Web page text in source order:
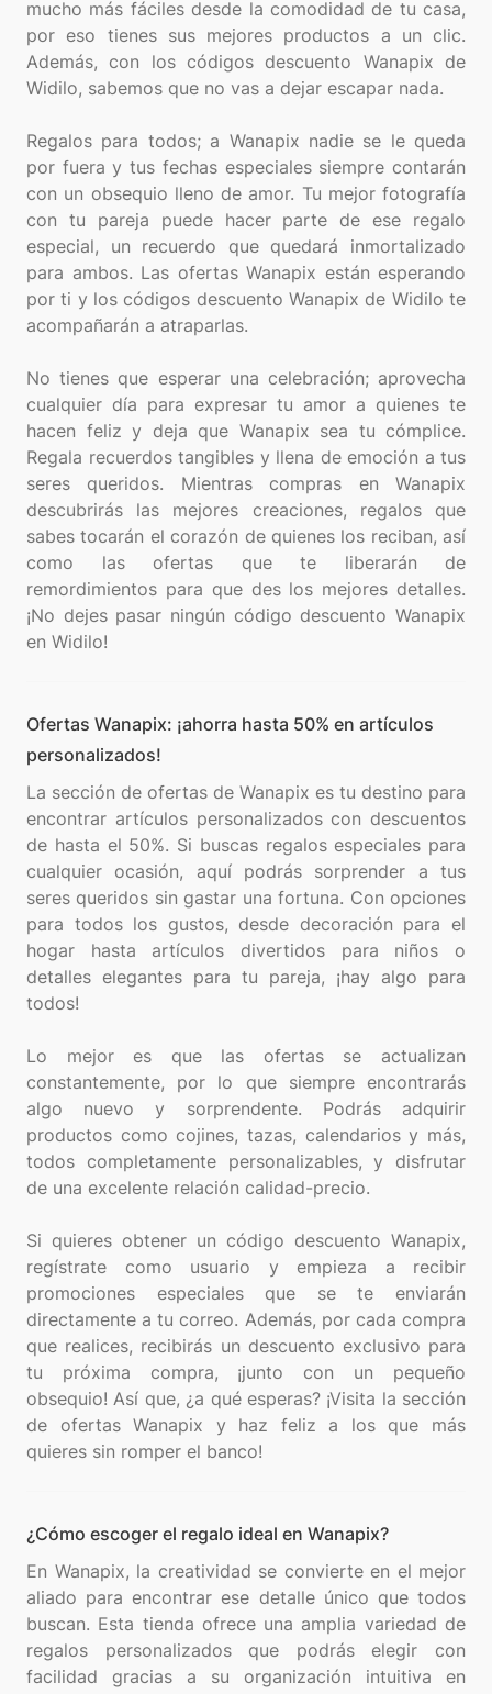
mucho más fáciles desde la comodidad de tu casa,
por eso tienes sus mejores productos a un clic.
Además, con los códigos descuento Wanapix de
Widilo, sabemos que no vas a dejar escapar nada.
Regalos para todos; a Wanapix nadie se le queda
por fuera y tus fechas especiales siempre contarán
con un obsequio lleno de amor. Tu mejor fotografía
con tu pareja puede hacer parte de ese regalo
especial, un recuerdo que quedará inmortalizado
para ambos. Las ofertas Wanapix están esperando
por ti y los códigos descuento Wanapix de Widilo te
acompañarán a atraparlas.
No tienes que esperar una celebración; aprovecha
cualquier día para expresar tu amor a quienes te
hacen feliz y deja que Wanapix sea tu cómplice.
Regala recuerdos tangibles y llena de emoción a tus
seres queridos. Mientras compras en Wanapix
descubrirás las mejores creaciones, regalos que
sabes tocarán el corazón de quienes los reciban, así
como las ofertas que te liberarán de
remordimientos para que des los mejores detalles.
¡No dejes pasar ningún código descuento Wanapix
Ofertas Wanapix: ¡ahorra hasta 50% en artículos
personalizados!
La sección de ofertas de Wanapix es tu destino para
encontrar artículos personalizados con descuentos
de hasta el 50%. Si buscas regalos especiales para
cualquier ocasión, aquí podrás sorprender a tus
seres queridos sin gastar una fortuna. Con opciones
para todos los gustos, desde decoración para el
hogar hasta artículos divertidos para niños o
detalles elegantes para tu pareja, ¡hay algo para
todos!
Lo mejor es que las ofertas se actualizan
constantemente, por lo que siempre encontrarás
algo nuevo y sorprendente. Podrás adquirir
productos como cojines, tazas, calendarios y más,
todos completamente personalizables, y disfrutar
de una excelente relación calidad-precio.
Si quieres obtener un código descuento Wanapix,
regístrate como usuario y empieza a recibir
promociones especiales que se te enviarán
directamente a tu correo. Además, por cada compra
que realices, recibirás un descuento exclusivo para
tu próxima compra, ¡junto con un pequeño
obsequio! Así que, ¿a qué esperas? ¡Visita la sección
de ofertas Wanapix y haz feliz a los que más
¿Cómo escoger el regalo ideal en Wanapix?
En Wanapix, la creatividad se convierte en el mejor
aliado para encontrar ese detalle único que todos
buscan. Esta tienda ofrece una amplia variedad de
regalos personalizados que podrás elegir con
facilidad gracias a su organización intuitiva en